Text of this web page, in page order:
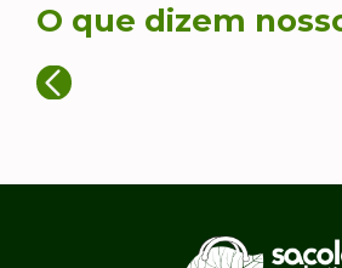
O que dizem